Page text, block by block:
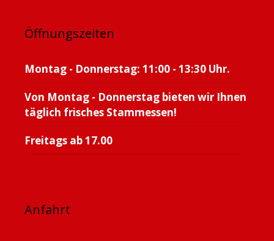
Öffnungszeiten
Montag - Donnerstag: 11:00 - 13:30 Uhr.
Von Montag - Donnerstag bieten wir Ihnen
täglich frisches Stammessen!
Freitags ab 17.00
Anfahrt